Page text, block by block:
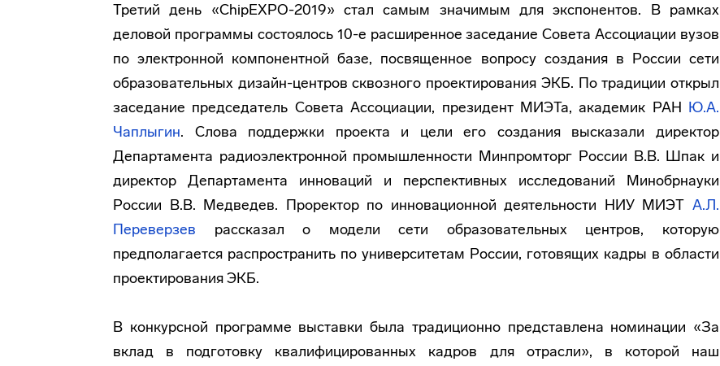
Третий день «ChipEXPO-2019» стал самым значимым для экспонентов. В рамках
деловой программы состоялось 10-е расширенное заседание Совета Ассоциации вузов
по электронной компонентной базе, посвященное вопросу создания в России сети
образовательных дизайн-центров сквозного проектирования ЭКБ. По традиции открыл
заседание председатель Совета Ассоциации, президент МИЭТа, академик РАН Ю.А.
Чаплыгин. Слова поддержки проекта и цели его создания высказали директор
Департамента радиоэлектронной промышленности Минпромторг России В.В. Шпак и
директор Департамента инноваций и перспективных исследований Минобрнауки
России В.В. Медведев. Проректор по инновационной деятельности НИУ МИЭТ А.Л.
Переверзев рассказал о модели сети образовательных центров, которую
предполагается распространить по университетам России, готовящих кадры в области
проектирования ЭКБ.
В конкурсной программе выставки была традиционно представлена номинации «За
вклад в подготовку квалифицированных кадров для отрасли», в которой наш